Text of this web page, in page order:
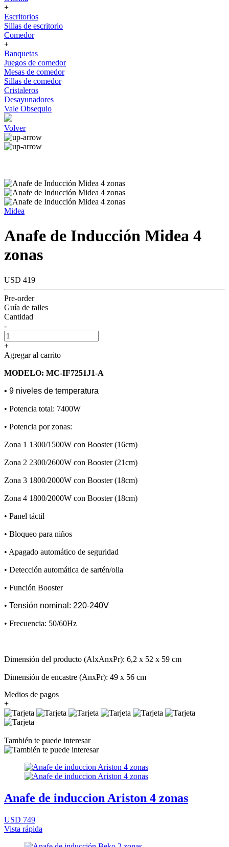
+
Escritorios
Sillas de escritorio
Comedor
+
Banquetas
Juegos de comedor
Mesas de comedor
Sillas de comedor
Cristaleros
Desayunadores
Vale Obsequio
Volver
Midea
Anafe de Inducción Midea 4
zonas
USD 419
Pre-order
Guía de talles
Cantidad
-
+
Agregar al carrito
MODELO: MC-IF7251J1-A
• 9 niveles de temperatura
• Potencia total: 7400W
• Potencia por zonas:
Zona 1 1300/1500W con Booster (16cm)
Zona 2 2300/2600W con Booster (21cm)
Zona 3 1800/2000W con Booster (18cm)
Zona 4 1800/2000W con Booster (18cm)
• Panel táctil
• Bloqueo para niños
• Apagado automático de seguridad
• Detección automática de sartén/olla
• Función Booster
• Tensión nominal: 220-240V
• Frecuencia: 50/60Hz
Dimensión del producto (AlxAnxPr): 6,2 x 52 x 59 cm
Dimensión de encastre (AnxPr): 49 x 56 cm
Medios de pagos
+
También te puede interesar
Anafe de induccion Ariston 4 zonas
USD 749
Vista rápida